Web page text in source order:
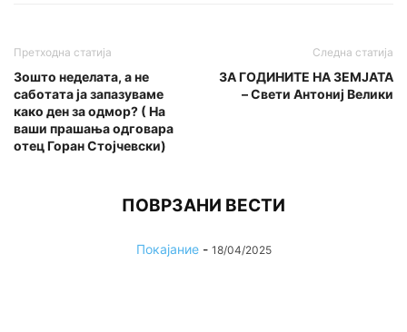
Претходна статија
Зошто неделата, а не
саботата ја запазуваме
како ден за одмор? ( На
ваши прашања одговара
отец Горан Стојчевски)
Следна статија
ЗА ГОДИНИТЕ НА ЗЕМЈАТА
– Свети Антониј Велики
ПОВРЗАНИ ВЕСТИ
Покајание - 18/04/2025